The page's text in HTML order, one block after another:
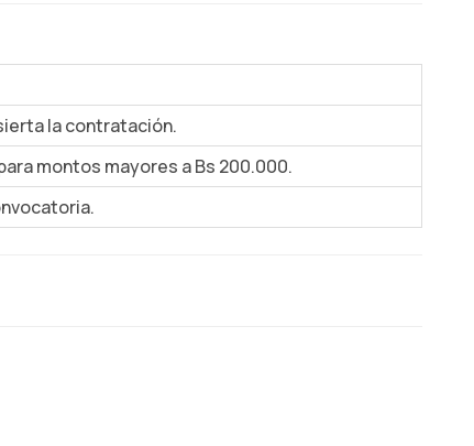
la contratación.
montos mayores a Bs 200.000.